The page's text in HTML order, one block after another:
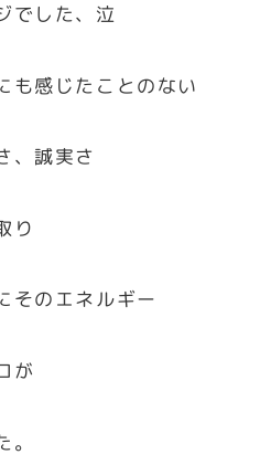
でした、泣
も感じたことのない
、誠実さ
り
そのエネルギー
が